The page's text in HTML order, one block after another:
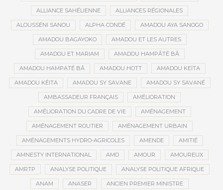
ALLIANCE SAHÉLIENNE ALLIANCES RÉGIONALES
ALOUSSÉNI SANOU ALPHA CONDÉ AMADOU AYA SANOGO
AMADOU BAGAYOKO AMADOU ET LES AUTRES
AMADOU ET MARIAM AMADOU HAMPÂTÉ BÂ
AMADOU HAMPATÉ BÂ AMADOU HOTT AMADOU KEÏTA
AMADOU KÉITA AMADOU SY SAVANE AMADOU SY SAVANÉ
AMBASSADEUR FRANÇAIS AMÉLIORATION
AMÉLIORATION DU CADRE DE VIE AMÉNAGEMENT
AMÉNAGEMENT ROUTIER AMÉNAGEMENT URBAIN
AMÉNAGEMENTS HYDRO-AGRICOLES AMENDE AMITIÉ
AMNESTY INTERNATIONAL AMO AMOUR AMOUREUX
AMRTP ANALYSE POLITIQUE ANALYSE POLITIQUE AFRIQUE
ANAM ANASER ANCIEN PREMIER MINISTRE